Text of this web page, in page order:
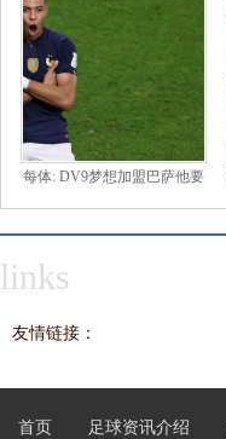
每体: DV9梦想加盟巴萨他要
links
友情链接：
首页 足球资讯介绍